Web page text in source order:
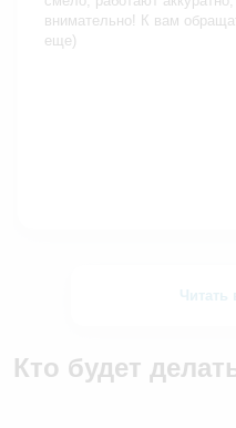
внимательно! К вам
еще)
Читать
Кто будет